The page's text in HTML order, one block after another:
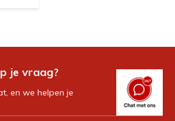
je vraag?
en we helpen je